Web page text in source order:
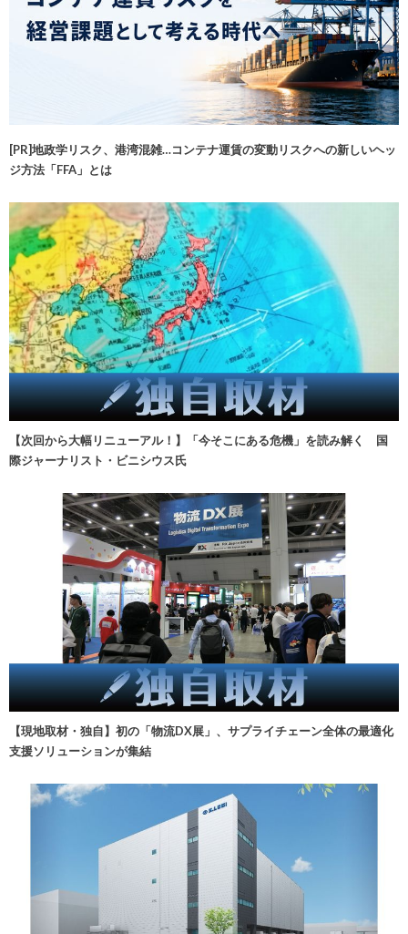
[PR]地政学リスク、港湾混雑…コンテナ運賃の変動リスクへの新しいヘッ
ジ方法「FFA」とは
【次回から大幅リニューアル！】「今そこにある危機」を読み解く 国
際ジャーナリスト・ビニシウス氏
【現地取材・独自】初の「物流DX展」、サプライチェーン全体の最適化
支援ソリューションが集結